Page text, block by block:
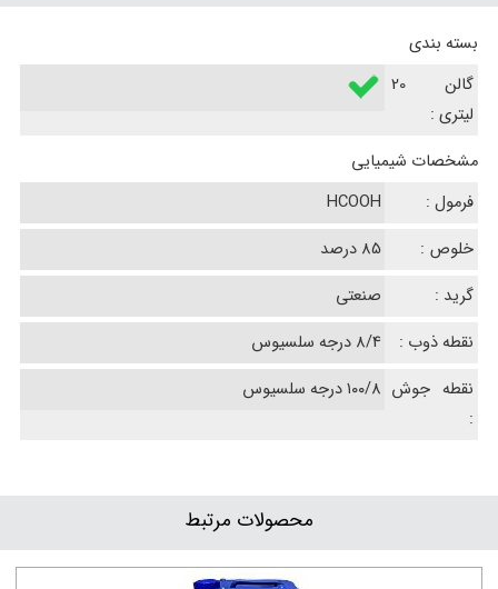
بسته بندی
گالن 20
لیتری :
مشخصات شیمیایی
فرمول :
HCOOH
خلوص :
85 درصد
گرید :
صنعتی
نقطه ذوب :
8/4 درجه سلسیوس
نقطه جوش
:
۱۰۰/8 درجه سلسیوس
محصولات مرتبط